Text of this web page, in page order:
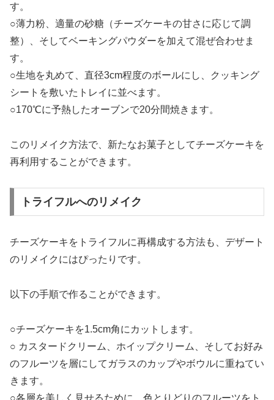
す。
○薄力粉、適量の砂糖（チーズケーキの甘さに応じて調
整）、そしてベーキングパウダーを加えて混ぜ合わせま
す。
○生地を丸めて、直径3cm程度のボールにし、クッキング
シートを敷いたトレイに並べます。
○170℃に予熱したオーブンで20分間焼きます。
このリメイク方法で、新たなお菓子としてチーズケーキを
再利用することができます。
トライフルへのリメイク
チーズケーキをトライフルに再構成する方法も、デザート
のリメイクにはぴったりです。
以下の手順で作ることができます。
○チーズケーキを1.5cm角にカットします。
○ カスタードクリーム、ホイップクリーム、そしてお好み
のフルーツを層にしてガラスのカップやボウルに重ねてい
きます。
○各層を美しく見せるために、色とりどりのフルーツをト